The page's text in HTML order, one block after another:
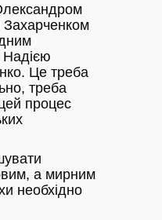
Надією
Це треба
треба
процес
а мирним
необхідно